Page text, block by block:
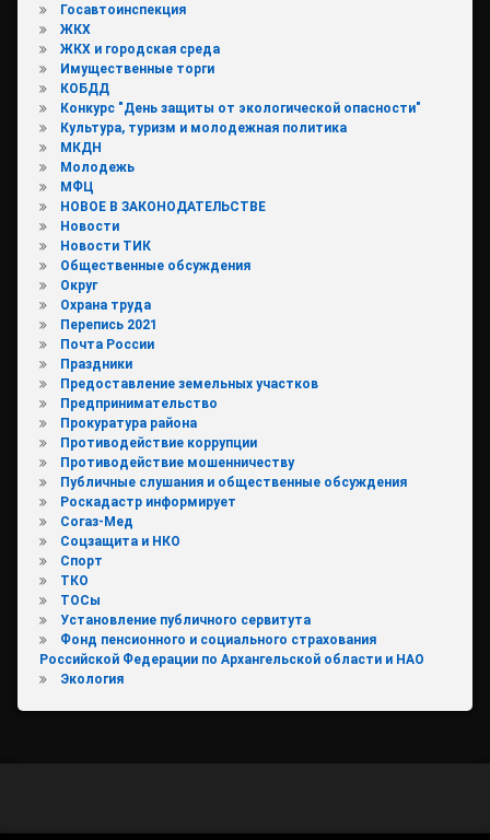
Госавтоинспекция
ЖКХ
ЖКХ и городская среда
Имущественные торги
КОБДД
Конкурс "День защиты от экологической опасности"
Культура, туризм и молодежная политика
МКДН
Молодежь
МФЦ
НОВОЕ В ЗАКОНОДАТЕЛЬСТВЕ
Новости
Новости ТИК
Общественные обсуждения
Округ
Охрана труда
Перепись 2021
Почта России
Праздники
Предоставление земельных участков
Предпринимательство
Прокуратура района
Противодействие коррупции
Противодействие мошенничеству
Публичные слушания и общественные обсуждения
Роскадастр информирует
Согаз-Мед
Соцзащита и НКО
Спорт
ТКО
ТОСы
Установление публичного сервитута
Фонд пенсионного и социального страхования
Российской Федерации по Архангельской области и НАО
Экология